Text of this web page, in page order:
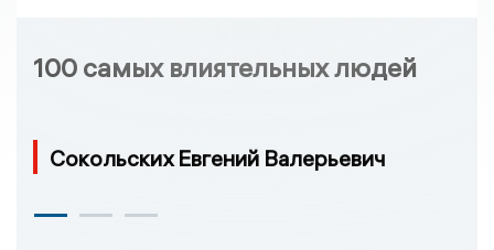
100 самых влиятельных людей
Сокольских Евгений Валерьевич